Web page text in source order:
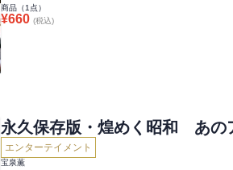
商品（1 点）
¥660 (税込)
永久保存版・煌めく昭和 あの
エンターテイメント
宝泉薫